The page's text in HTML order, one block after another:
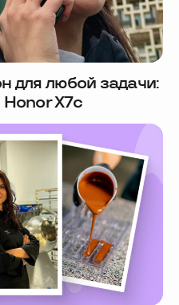
для любой задачи:
X7c